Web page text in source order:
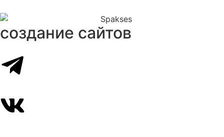
создание сайтов